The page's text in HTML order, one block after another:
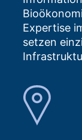
Expertise
setzen